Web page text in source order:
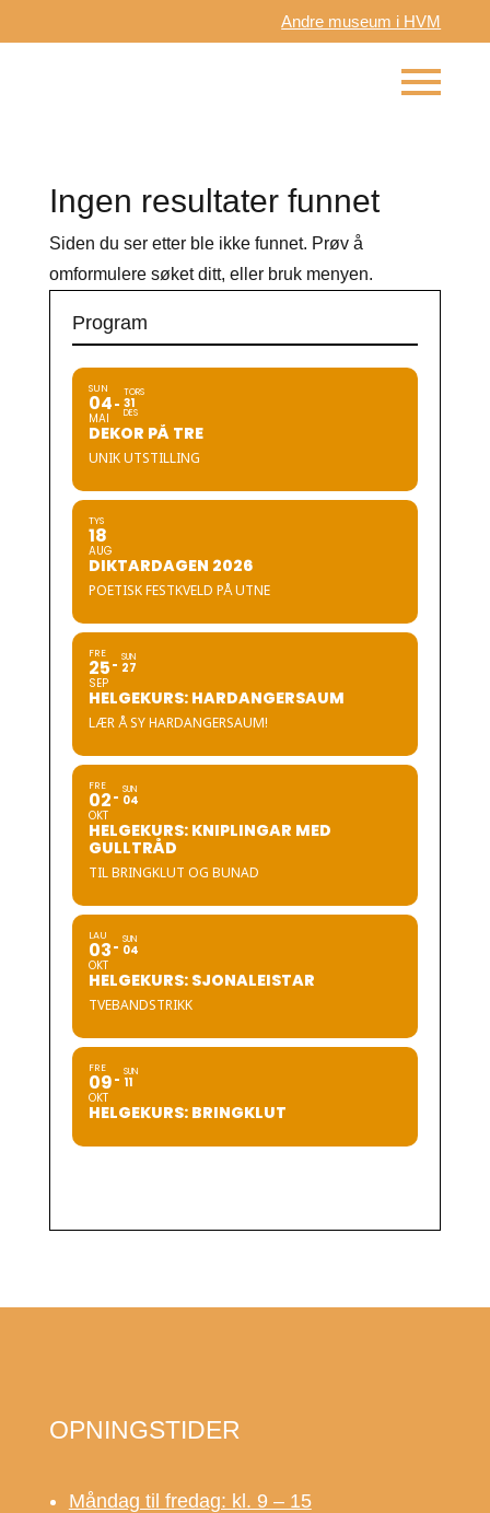
Andre museum i HVM
Ingen resultater funnet
Siden du ser etter ble ikke funnet. Prøv å
omformulere søket ditt, eller bruk menyen.
Program
SUN
04
MAI
TORS
31
DES
DEKOR PÅ TRE
UNIK UTSTILLING
TYS
18
AUG
DIKTARDAGEN 2026
POETISK FESTKVELD PÅ UTNE
FRE
25
SEP
SUN
27
HELGEKURS: HARDANGERSAUM
LÆR Å SY HARDANGERSAUM!
FRE
02
OKT
SUN
04
HELGEKURS: KNIPLINGAR MED
GULLTRÅD
TIL BRINGKLUT OG BUNAD
LAU
03
OKT
SUN
04
HELGEKURS: SJONALEISTAR
TVEBANDSTRIKK
FRE
09
OKT
SUN
11
HELGEKURS: BRINGKLUT
OPNINGSTIDER
Måndag til fredag: kl. 9 – 15